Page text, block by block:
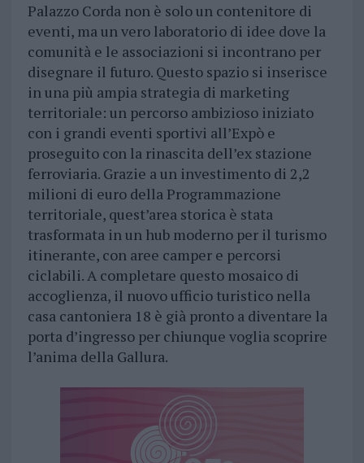
Palazzo Corda non è solo un contenitore di
eventi, ma un vero laboratorio di idee dove la
comunità e le associazioni si incontrano per
disegnare il futuro. Questo spazio si inserisce
in una più ampia strategia di marketing
territoriale: un percorso ambizioso iniziato
con i grandi eventi sportivi all’Expò e
proseguito con la rinascita dell’ex stazione
ferroviaria. Grazie a un investimento di 2,2
milioni di euro della Programmazione
territoriale, quest’area storica è stata
trasformata in un hub moderno per il turismo
itinerante, con aree camper e percorsi
ciclabili. A completare questo mosaico di
accoglienza, il nuovo ufficio turistico nella
casa cantoniera 18 è già pronto a diventare la
porta d’ingresso per chiunque voglia scoprire
l’anima della Gallura.